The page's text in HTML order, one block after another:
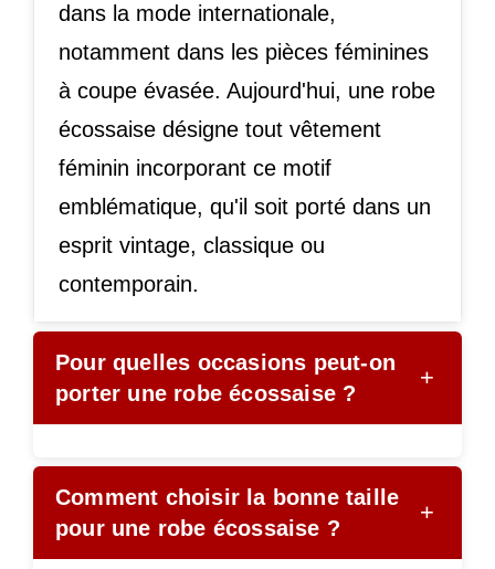
dans la mode internationale,
notamment dans les pièces féminines
à coupe évasée. Aujourd'hui, une robe
écossaise désigne tout vêtement
féminin incorporant ce motif
emblématique, qu'il soit porté dans un
esprit vintage, classique ou
contemporain.
Pour quelles occasions peut-on
porter une robe écossaise ?
+
Comment choisir la bonne taille
pour une robe écossaise ?
+